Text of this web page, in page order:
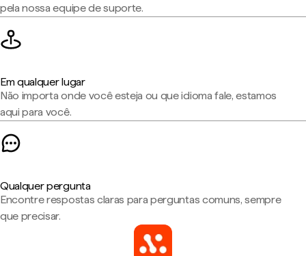
pela nossa equipe de suporte.
Em qualquer lugar
Não importa onde você esteja ou que idioma fale, estamos
aqui para você.
Qualquer pergunta
Encontre respostas claras para perguntas comuns, sempre
que precisar.